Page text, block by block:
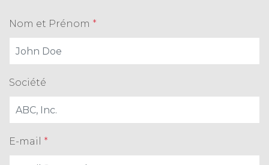
Nom et Prénom *
Société
E-mail *